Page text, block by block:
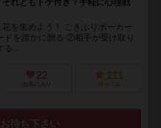
を集めよう！ ごきぶりポーカー
を誰かに贈る ②相手が受け取り
...
22
お気に入り
111
持ってる
待ち下さい